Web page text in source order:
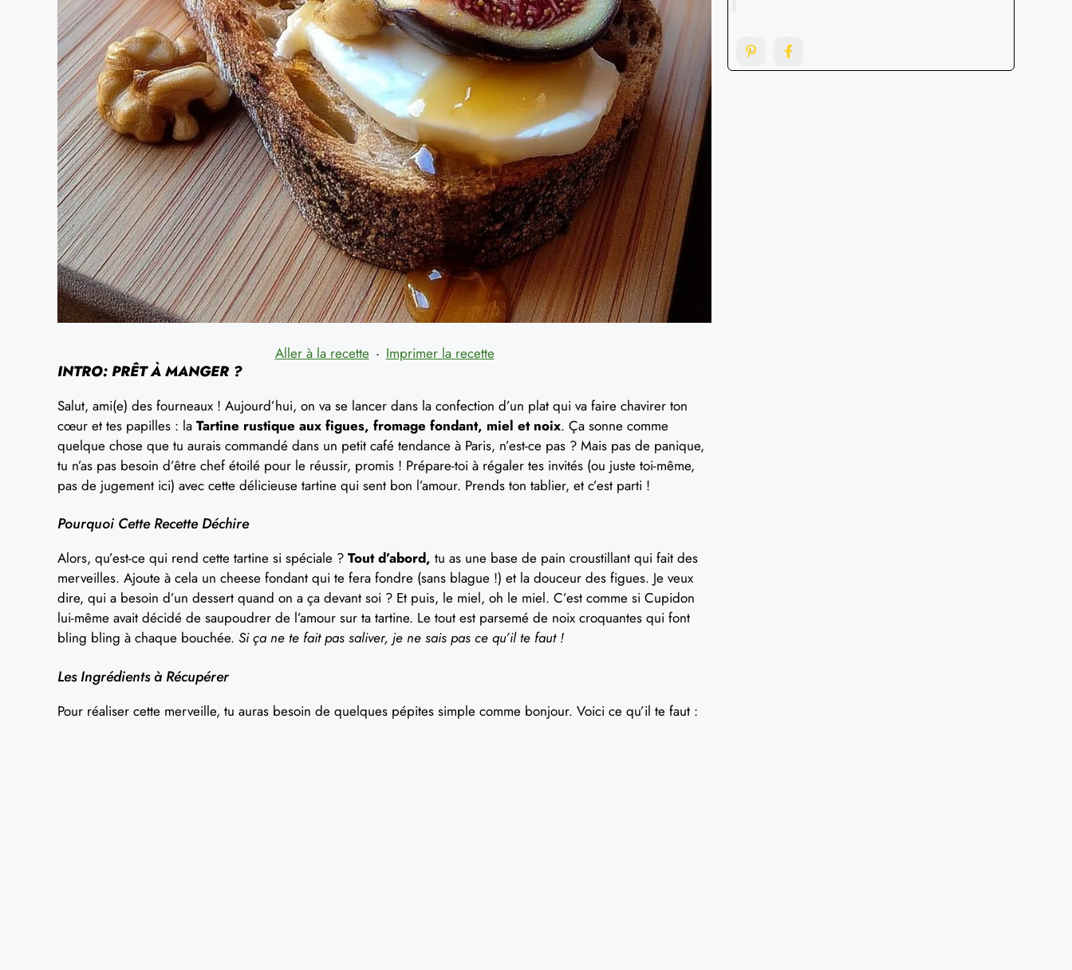
Aller à la recette · Imprimer la recette
INTRO: PRÊT À MANGER ?
Salut, ami(e) des fourneaux ! Aujourd’hui, on va se lancer dans la confection d’un plat qui va faire chavirer ton
cœur et tes papilles : la Tartine rustique aux figues, fromage fondant, miel et noix. Ça sonne comme
quelque chose que tu aurais commandé dans un petit café tendance à Paris, n’est-ce pas ? Mais pas de panique,
tu n’as pas besoin d’être chef étoilé pour le réussir, promis ! Prépare-toi à régaler tes invités (ou juste toi-même,
pas de jugement ici) avec cette délicieuse tartine qui sent bon l’amour. Prends ton tablier, et c’est parti !
Pourquoi Cette Recette Déchire
Alors, qu’est-ce qui rend cette tartine si spéciale ? Tout d’abord, tu as une base de pain croustillant qui fait des
merveilles. Ajoute à cela un cheese fondant qui te fera fondre (sans blague !) et la douceur des figues. Je veux
dire, qui a besoin d’un dessert quand on a ça devant soi ? Et puis, le miel, oh le miel. C’est comme si Cupidon
lui-même avait décidé de saupoudrer de l’amour sur ta tartine. Le tout est parsemé de noix croquantes qui font
bling bling à chaque bouchée. Si ça ne te fait pas saliver, je ne sais pas ce qu’il te faut !
Les Ingrédients à Récupérer
Pour réaliser cette merveille, tu auras besoin de quelques pépites simple comme bonjour. Voici ce qu’il te faut :